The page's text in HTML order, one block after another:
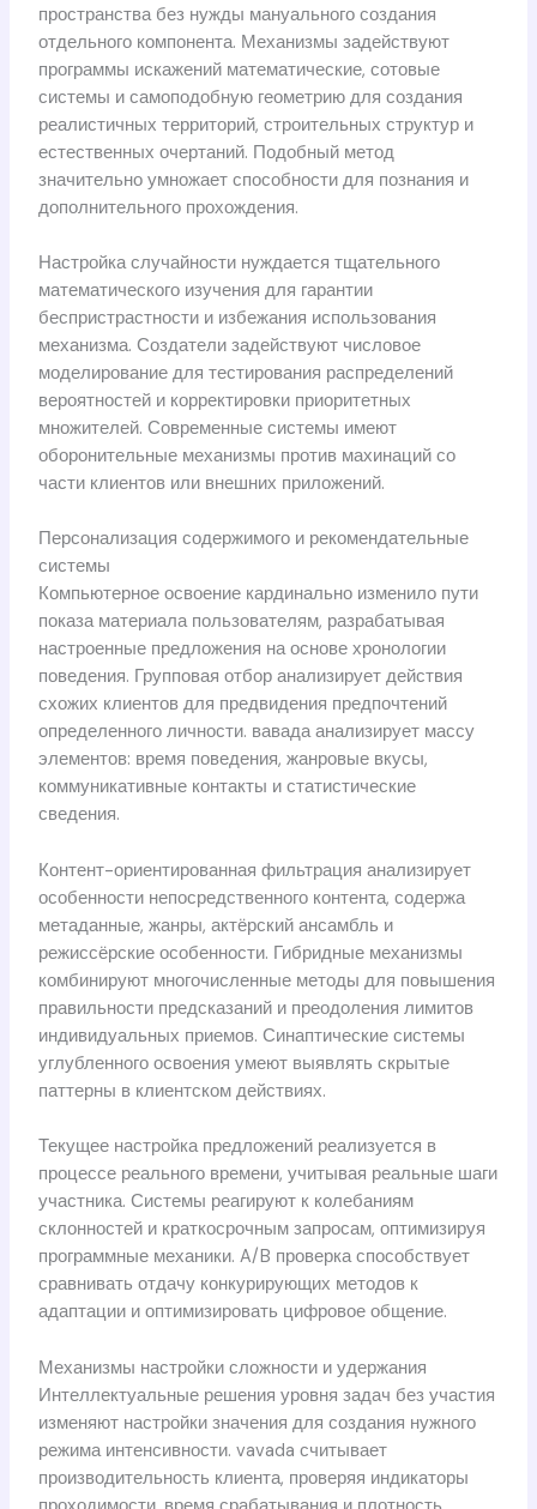
пространства без нужды мануального создания
отдельного компонента. Механизмы задействуют
программы искажений математические, сотовые
системы и самоподобную геометрию для создания
реалистичных территорий, строительных структур и
естественных очертаний. Подобный метод
значительно умножает способности для познания и
дополнительного прохождения.
Настройка случайности нуждается тщательного
математического изучения для гарантии
беспристрастности и избежания использования
механизма. Создатели задействуют числовое
моделирование для тестирования распределений
вероятностей и корректировки приоритетных
множителей. Современные системы имеют
оборонительные механизмы против махинаций со
части клиентов или внешних приложений.
Персонализация содержимого и рекомендательные
системы
Компьютерное освоение кардинально изменило пути
показа материала пользователям, разрабатывая
настроенные предложения на основе хронологии
поведения. Групповая отбор анализирует действия
схожих клиентов для предвидения предпочтений
определенного личности. вавада анализирует массу
элементов: время поведения, жанровые вкусы,
коммуникативные контакты и статистические
сведения.
Контент-ориентированная фильтрация анализирует
особенности непосредственного контента, содержа
метаданные, жанры, актёрский ансамбль и
режиссёрские особенности. Гибридные механизмы
комбинируют многочисленные методы для повышения
правильности предсказаний и преодоления лимитов
индивидуальных приемов. Синаптические системы
углубленного освоения умеют выявлять скрытые
паттерны в клиентском действиях.
Текущее настройка предложений реализуется в
процессе реального времени, учитывая реальные шаги
участника. Системы реагируют к колебаниям
склонностей и краткосрочным запросам, оптимизируя
программные механики. A/B проверка способствует
сравнивать отдачу конкурирующих методов к
адаптации и оптимизировать цифровое общение.
Механизмы настройки сложности и удержания
Интеллектуальные решения уровня задач без участия
изменяют настройки значения для создания нужного
режима интенсивности. vavada считывает
производительность клиента, проверяя индикаторы